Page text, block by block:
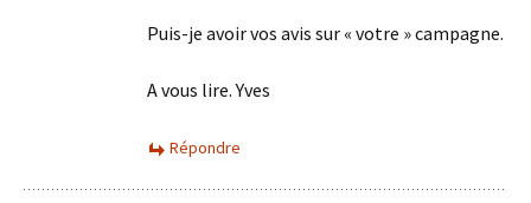
Puis-je avoir vos avis sur « votre » campagne.
A vous lire. Yves
Répondre